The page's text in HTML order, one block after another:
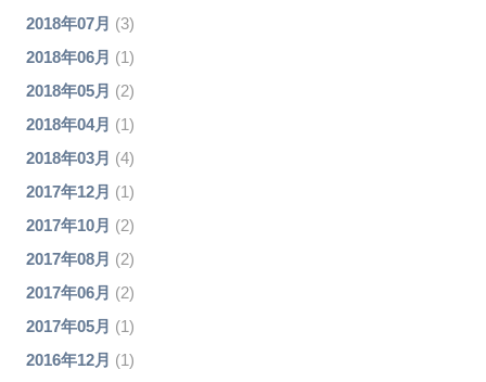
2018年07月 (3)
2018年06月 (1)
2018年05月 (2)
2018年04月 (1)
2018年03月 (4)
2017年12月 (1)
2017年10月 (2)
2017年08月 (2)
2017年06月 (2)
2017年05月 (1)
2016年12月 (1)